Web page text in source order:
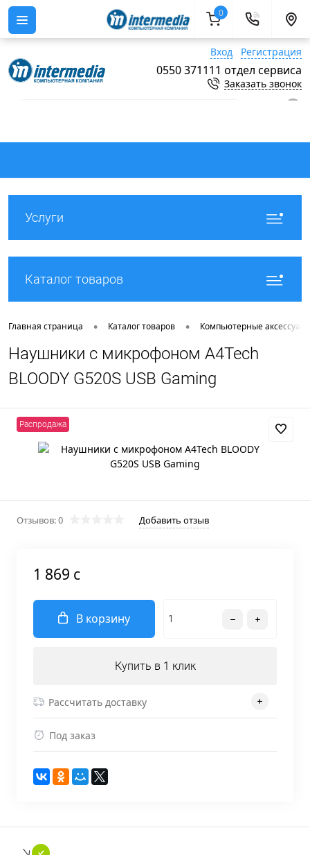
Вход Регистрация
0550 371111 отдел сервиса
Заказать звонок
Услуги
Каталог товаров
Главная страница • Каталог товаров • Компьютерные
Наушники с микрофоном A4Tech
BLOODY G520S USB Gaming
Распродажа
Отзывов: 0 Добавить отзыв
1 869 c
В корзину
Купить в 1 клик
Рассчитать доставку
Под заказ
0